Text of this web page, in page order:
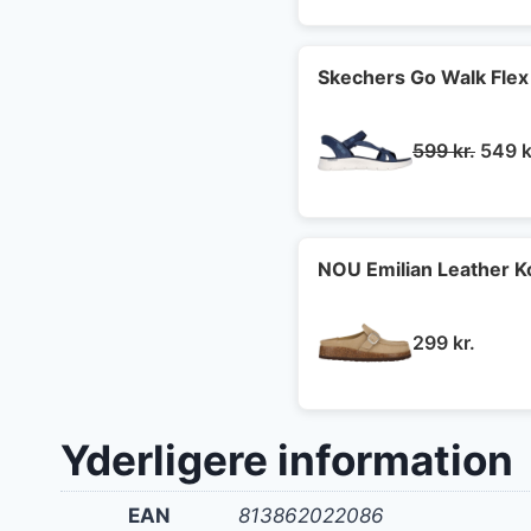
349
Skechers Go Walk
599kr. Den
599
549
NOU Emilian Leather
299 kr.
Yderligere information
EAN 813862022086